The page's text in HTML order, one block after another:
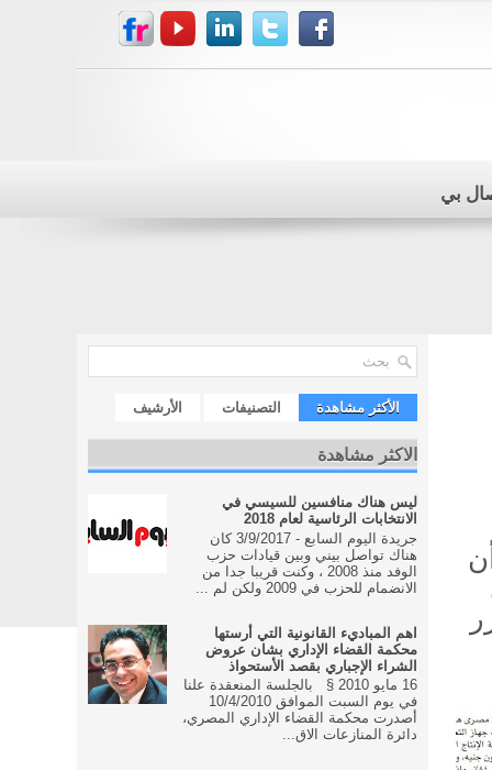
بي
الأكثر مشاهدة التصنيفات الأرشيف
الاكثر مشاهدة
ليس هناك منافسين للسيسي في
الانتخابات الرئاسية لعام 2018
جريدة اليوم السابع - 3/9/2017 كان
هناك تواصل بيني وبين قيادات حزب
الوفد منذ 2008 ، وكنت قريبا جدا من
الانضمام للحزب في 2009 ولكن لم ...
اهم المباديء القانونية التي أرستها
محكمة القضاء الإداري بشان عروض
الشراء الإجباري بقصد الأستحواذ
16 مايو 2010 § بالجلسة المنعقدة علنا
في يوم السبت الموافق 10/4/2010
أصدرت محكمة القضاء الإداري المصري،
دائرة المنازعات الاق...